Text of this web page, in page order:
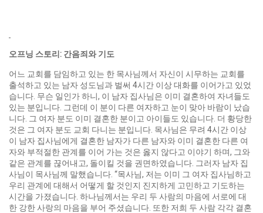
오프닝 스토리 : 간음죄와 기도
어느 교회를 담임하고 있는 한 목사님께서 자신이 시무하는 교회를
출석하고 있는 남자 성도님과 벌써 4시간 이상 대화를 이어가고 있었
습니다. 무슨 일인가 하니, 이 남자 집사님은 이미 결혼하여 자녀들도
있는 분입니다. 그런데 이 분이 다른 여자하고 눈이 맞아 바람이 났습
니다. 그 여자 분도 이미 결혼한 분이고 아이들도 있습니다. 더 황당한
것은 그 여자 분도 교회 다니는 분입니다. 목사님은 무려 4시간 이상
이 남자 집사님에게 결혼한 남자가 다른 남자와 이미 결혼한 다른 여
자와 부적절한 관계를 이어 가는 것은 옳지 않다고 이야기 하며, 그와
같은 관계를 끊어내고, 돌이킬 것을 권면하였습니다. 그러자 남자 집
사님이 목사님께 말했습니다. “목사님, 저는 이미 그 여자 집사님하고
우리 관계에 대해서 어떻게 할 것인지 진지하게 고민하고 기도하는
시간을 가졌습니다. 하나님께서는 우리 두 사람의 마음에 서로에 대
한 강한 사랑의 마음을 부어 주셨습니다. 또한 저희 두 사람 각각 결혼